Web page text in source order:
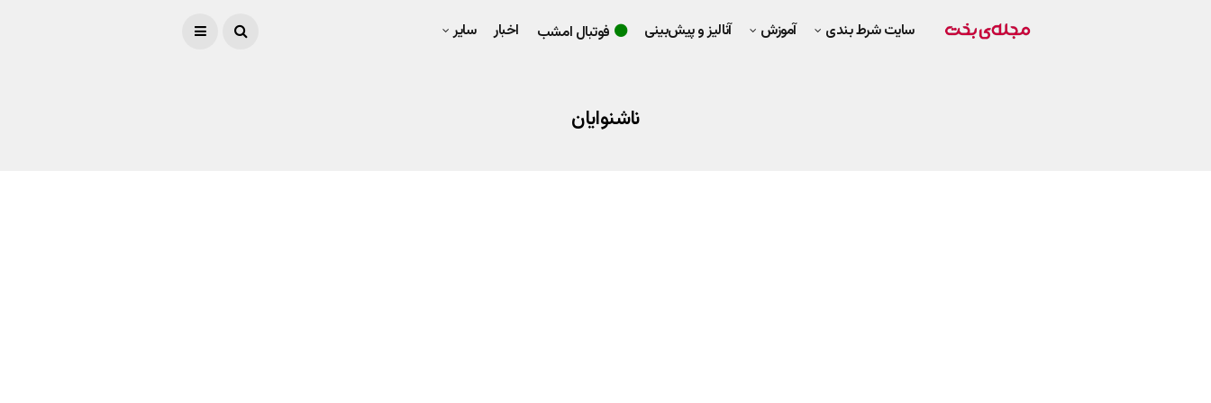
سایت شرط بندی آموزش آنالیز و پیش‌بینی فوتبال امشب اخبار سایر
ناشنوایان